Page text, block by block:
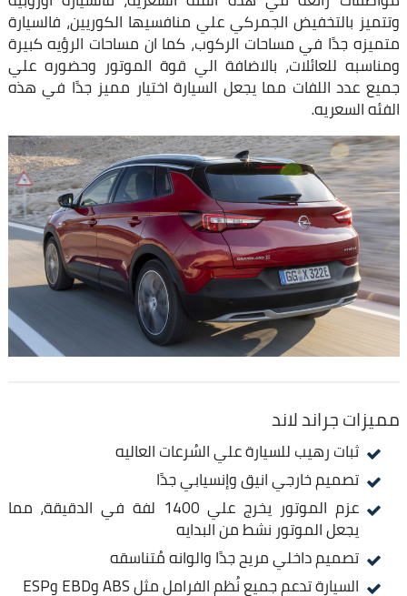
وتتميز بالتخفيض الجمركي علي منافسيها الكوريين، فالسيارة
متميزه جدًا في مساحات الركوب، كما ان مساحات الرؤيه كبيرة
ومناسبه للعائلات، بالاضافة الي قوة الموتور وحضوره علي
جميع عدد اللفات مما يجعل السيارة اختيار مميز جدًا في هذه
الفئه السعريه.
مميزات جراند لاند
ثبات رهيب للسيارة علي السُرعات العاليه
تصميم خارجي انيق وإنسيابي جدًا
عزم الموتور يخرج علي 1400 لفة في الدقيقة، مما
يجعل الموتور نشط من البدايه
تصميم داخلي مريح جدًا والوانه مُتناسقه
السيارة تدعم جميع نُظم الفرامل مثل ABS وEBD وESP